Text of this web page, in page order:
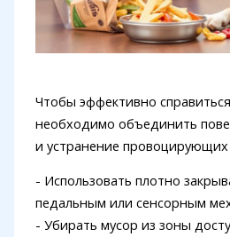
Чтобы эффективно
необходимо объединить
и устранение
- Использовать плотно
педальным или сенсорным
- Убирать мусор из зоны